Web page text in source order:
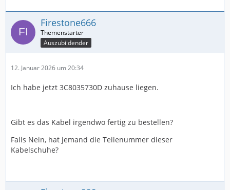
Firestone666
Auszubildender
12. Januar 2026 um 20:34
Ich habe jetzt 3C8035730D zuhause liegen.
Gibt es das Kabel irgendwo fertig zu bestellen?
Falls Nein, hat jemand die Teilenummer dieser
Kabelschuhe?